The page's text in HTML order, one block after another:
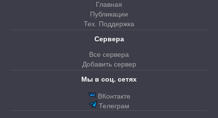
Главная
Публикации
Тех. Поддержка
Сервера
Все сервера
Добавить сервер
Мы в соц. сетях
ВКонтакте
Телеграм